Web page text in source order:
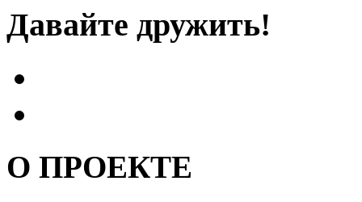
Давайте дружить!
О ПРОЕКТЕ